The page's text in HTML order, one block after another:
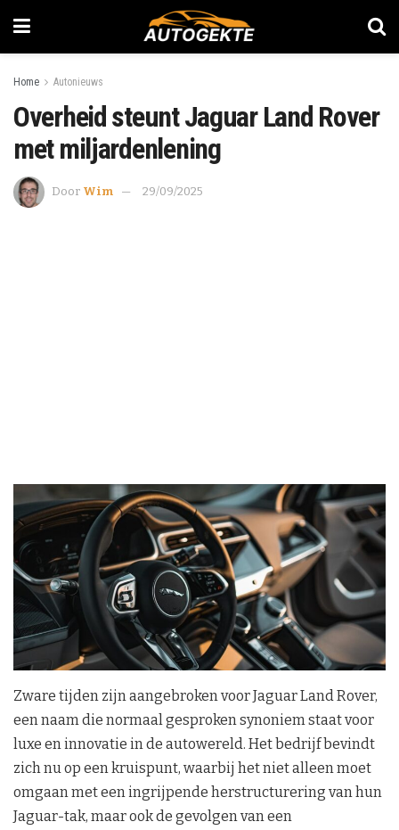
Home Autonieuws
Overheid steunt Jaguar Land Rover
met miljardenlening
Door Wim 29/09/2025
Zware tijden zijn aangebroken voor Jaguar Land Rover,
een naam die normaal gesproken synoniem staat voor
luxe en innovatie in de autowereld. Het bedrijf bevindt
zich nu op een kruispunt, waarbij het niet alleen moet
omgaan met een ingrijpende herstructurering van hun
Jaguar-tak, maar ook de gevolgen van een